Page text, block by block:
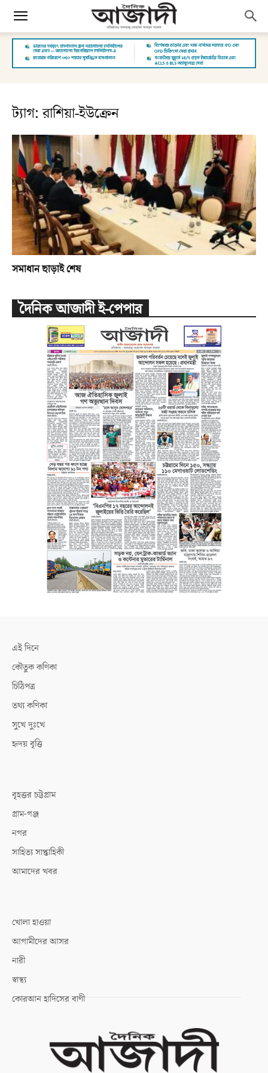
ট্যাগ: রাশিয়া-ইউক্রেন
সমাধান ছাড়াই শেষ
দৈনিক আজাদী ই-পেপার
এই দিনে
কৌতুক কণিকা
চিঠিপত্র
তথ্য কণিকা
সুখে দুঃখে
হৃদয় বৃত্তি
বৃহত্তর চট্টগ্রাম
গ্রাম-গঞ্জ
নগর
সাহিত্য সাপ্তাহিকী
আমাদের খবর
খোলা হাওয়া
আগামীদের আসর
নারী
স্বাস্থ্য
কোরআন হাদিসের বাণী